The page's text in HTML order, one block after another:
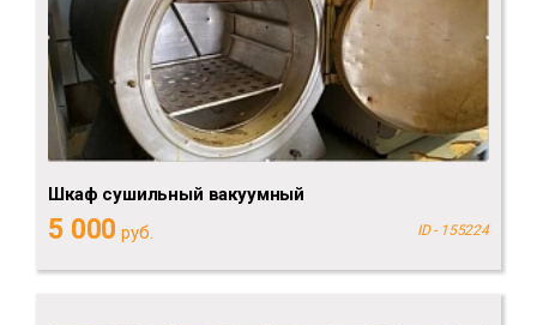
Шкаф сушильный вакуумный
5 000 руб. ID - 155224